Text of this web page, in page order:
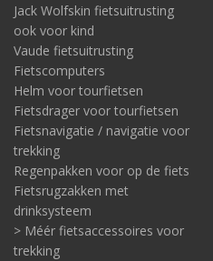
Jack Wolfskin fietsuitrusting
ook voor kind
Vaude fietsuitrusting
Fietscomputers
Helm voor tourfietsen
Fietsdrager voor tourfietsen
Fietsnavigatie / navigatie voor
trekking
Regenpakken voor op de fiets
Fietsrugzakken met
drinksysteem
> Méér fietsaccessoires voor
trekking